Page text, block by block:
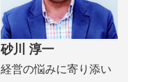
砂川 淳一
経営の悩みに寄り添い